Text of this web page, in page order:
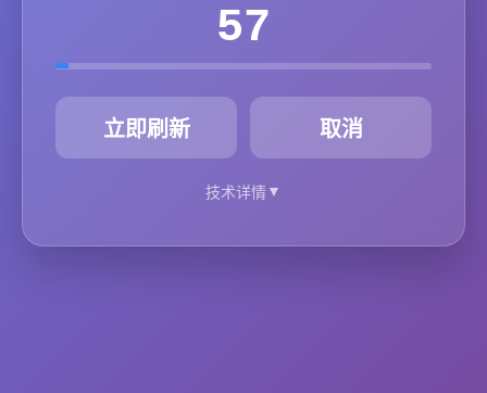
57
立即刷新 取消
技术详情▼